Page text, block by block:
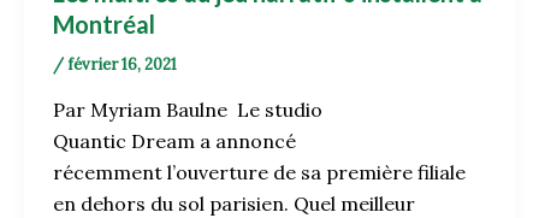
Montréal
/février 16, 2021
Par Myriam Baulne Le studio
Quantic Dream a annoncé
récemment l’ouverture de sa première filiale
en dehors du sol parisien. Quel meilleur